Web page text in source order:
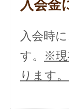
入会金
入会時
す。
※現
ります